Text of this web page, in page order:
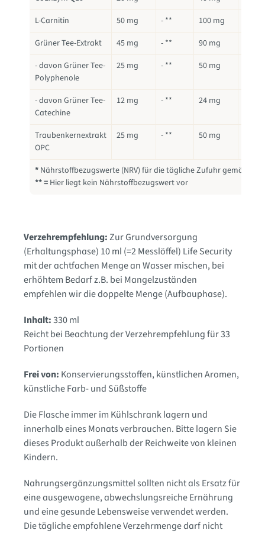
L-Carnitin
50 mg - ** 100 mg
Grüner Tee-Extrakt
45 mg - ** 90 mg
- davon Grüner Tee-
Polyphenole
25 mg - ** 50 mg
- davon Grüner Tee-
Catechine
12 mg - ** 24 mg
Traubenkernextrakt
OPC
25 mg - ** 50 mg
* Nährstoffbezugswerte (NRV) für die tägliche Zufuhr gemäß
** = Hier liegt kein Nährstoffbezugswert vor
Verzehrempfehlung:Zur Grundversorgung
(Erhaltungsphase) 10 ml (=2 Messlöffel) Life Security
mit der achtfachen Menge an Wasser mischen, bei
erhöhtem Bedarf z.B. bei Mangelzuständen
empfehlen wir die doppelte Menge (Aufbauphase).
Inhalt:330 ml
Reicht bei Beachtung der Verzehrempfehlung für 33
Portionen
Frei von: Konservierungsstoffen, künstlichen Aromen,
künstliche Farb- und Süßstoffe
Die Flasche immer im Kühlschrank lagern und
innerhalb eines Monats verbrauchen. Bitte lagern Sie
dieses Produkt außerhalb der Reichweite von kleinen
Kindern.
Nahrungsergänzungsmittel sollten nicht als Ersatz für
eine ausgewogene, abwechslungsreiche Ernährung
und eine gesunde Lebensweise verwendet werden.
Die tägliche empfohlene Verzehrmenge darf nicht